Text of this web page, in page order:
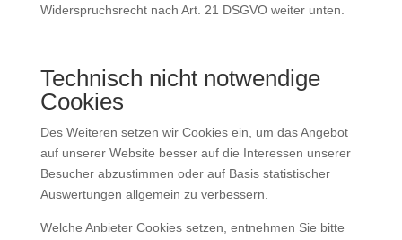
Widerspruchsrecht nach Art. 21 DSGVO weiter unten.
Technisch nicht notwendige
Cookies
Des Weiteren setzen wir Cookies ein, um das Angebot
auf unserer Website besser auf die Interessen unserer
Besucher abzustimmen oder auf Basis statistischer
Auswertungen allgemein zu verbessern.
Welche Anbieter Cookies setzen, entnehmen Sie bitte